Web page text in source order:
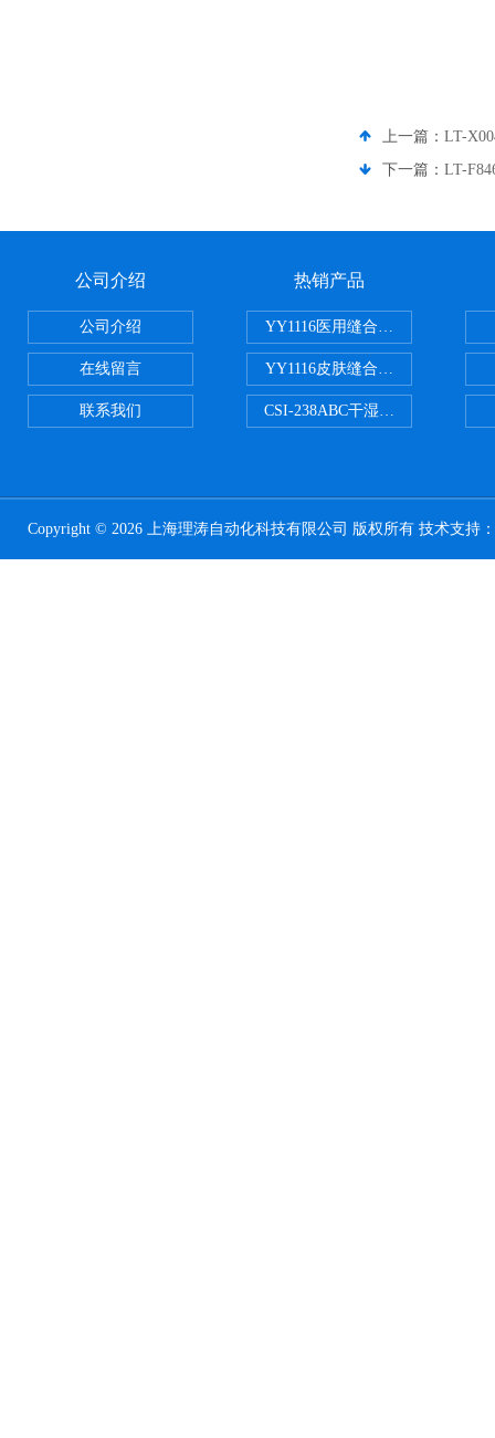
上一篇： LT-
下一篇： LT-
公司介绍
公司介绍
在线留言
联系我们
热销产品
YY1116医用缝合线线径试验仪
YY1116皮肤缝合线线径测量仪
CSI-238ABC干湿电动摩擦色牢度
Copyright © 2026 上海理涛自动化科技有限公司 版权所有 技术支持：